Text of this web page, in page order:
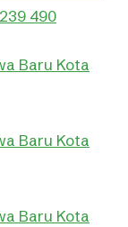
490
Baru Kota
Baru Kota
Baru Kota